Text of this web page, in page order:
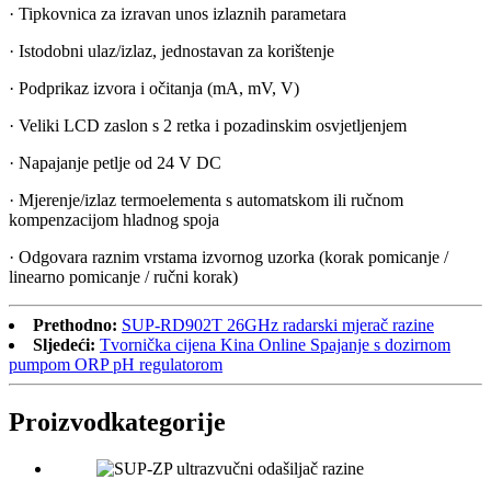
· Tipkovnica za izravan unos izlaznih parametara
· Istodobni ulaz/izlaz, jednostavan za korištenje
· Podprikaz izvora i očitanja (mA, mV, V)
· Veliki LCD zaslon s 2 retka i pozadinskim osvjetljenjem
· Napajanje petlje od 24 V DC
· Mjerenje/izlaz termoelementa s automatskom ili ručnom
kompenzacijom hladnog spoja
· Odgovara raznim vrstama izvornog uzorka (korak pomicanje /
linearno pomicanje / ručni korak)
Prethodno: SUP-RD902T 26GHz radarski mjerač razine
Sljedeći: Tvornička cijena Kina Online Spajanje s dozirnom
pumpom ORP pH regulatorom
Proizvodkategorije